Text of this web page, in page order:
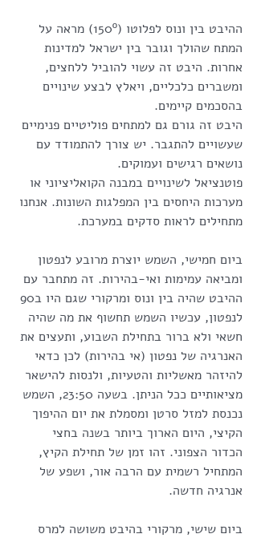
ההיבט בין ונוס לפלוטו (150º) מראה על
המתח שהולך וגובר בין ישראל למדינות
אחרות. היבט זה עשוי להוביל ללחצים,
ומשברים כלכליים, ויאלץ לבצע שינויים
בהסכמים קיימים.
היבט זה גורם גם למתחים פוליטיים פנימיים
שעשויים להתגבר. יש צורך להתמודד עם
נושאים רגישים ועמוקים.
פוטנציאל לשינויים במבנה הקואליציוני או
מערכות היחסים בין המפלגות השונות. אנחנו
מתחילים לראות סדקים במערכת.
ביום חמישי, השמש יוצרת מרובע לנפטון
ומביאה עמימות ואי-בהירות. זה מתחבר עם
לנפטון, עכשיו השמש תחשוף את מה שהיה
חשאי ולא ברור בתחילת השבוע, ותעצים את
האנרגיה של נפטון (אי בהירות) לכן כדאי
להיזהר מאשליות והטעיות, ולנסות להישאר
מציאותיים ככל הניתן. בשעה 23:50, השמש
נכנסת למזל סרטן ומסמלת את יום ההיפוך
הקיצי, היום הארוך ביותר בשנה בחצי
הכדור הצפוני. זהו זמן של תחילת הקיץ,
המתחיל רשמית עם הרבה אור, ושפע של
אנרגיה חדשה.
ביום שישי, מרקורי בהיבט משושה למרס